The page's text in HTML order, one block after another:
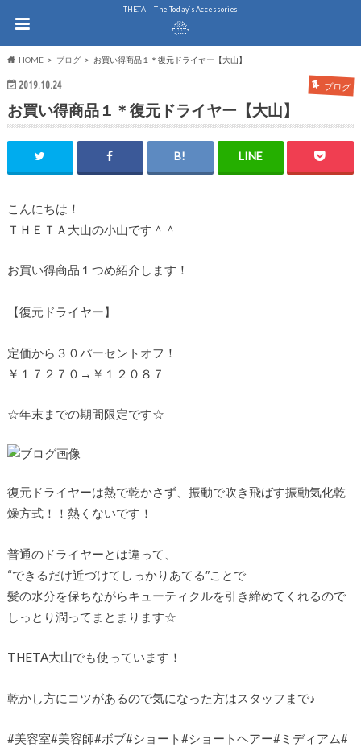
THE.TA The Today`s Accessories
HOME ブログ お買い得商品１＊復元ドライヤー【大山】
2019.10.24 ブログ
お買い得商品１＊復元ドライヤー【大山】
こんにちは！
ＴＨＥＴＡ大山の小山です＾＾
お買い得商品１つめ紹介します！
【復元ドライヤー】
定価から３０パーセントオフ！
￥１７２７０→￥１２０８７
☆年末までの期間限定です☆
復元ドライヤーは熱で乾かさず、振動で吹き飛ばす振動気化乾
燥方式！！熱くないです！
普通のドライヤーとは違って、
“できるだけ近づけてしっかりあてる″ことで
髪の水分を保ちながらキューティクルを引き締めてくれるので
しっとり潤ってまとまります☆
THETA大山でも使っています！
乾かし方にコツがあるので気になった方はスタッフまで♪
#美容室#美容師#ボブ#ショート#ショートヘアー#ミディアム#